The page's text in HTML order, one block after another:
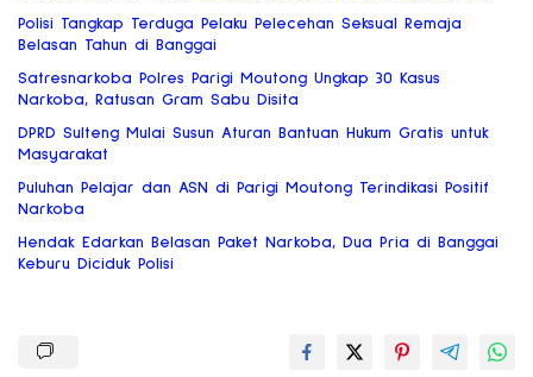
Polisi Tangkap Terduga Pelaku Pelecehan Seksual Remaja
Belasan Tahun di Banggai
Satresnarkoba Polres Parigi Moutong Ungkap 30 Kasus
Narkoba, Ratusan Gram Sabu Disita
DPRD Sulteng Mulai Susun Aturan Bantuan Hukum Gratis untuk
Masyarakat
Puluhan Pelajar dan ASN di Parigi Moutong Terindikasi Positif
Narkoba
Hendak Edarkan Belasan Paket Narkoba, Dua Pria di Banggai
Keburu Diciduk Polisi